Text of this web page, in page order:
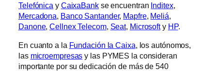
Telefónica y CaixaBankse encuentran Inditex,
Mercadona, Banco Santander, Mapfre, Meliá,
Danone,Cellnex Telecom, Seat, Microsofty HP.
En cuanto a la Fundación la Caixa, los autónomos,
las microempresas y las PYMES la consideran
importante por su dedicación de más de 540